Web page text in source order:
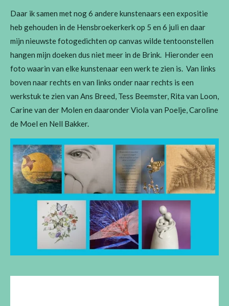
Daar ik samen met nog 6 andere kunstenaars een expositie
heb gehouden in de Hensbroekerkerk op 5 en 6 juli en daar
mijn nieuwste fotogedichten op canvas wilde tentoonstellen
hangen mijn doeken dus niet meer in de Brink. Hieronder een
foto waarin van elke kunstenaar een werk te zien is. Van links
boven naar rechts en van links onder naar rechts is een
werkstuk te zien van Ans Breed, Tess Beemster, Rita van Loon,
Carine van der Molen en daaronder Viola van Poelje, Caroline
de Moel en Nell Bakker.